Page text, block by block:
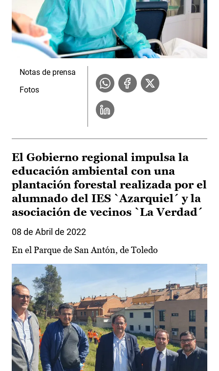
Notas de prensa
Fotos
El Gobierno regional impulsa la
educación ambiental con una
plantación forestal realizada por el
alumnado del IES `Azarquiel´ y la
asociación de vecinos `La Verdad´
08 de Abril de 2022
En el Parque de San Antón, de Toledo